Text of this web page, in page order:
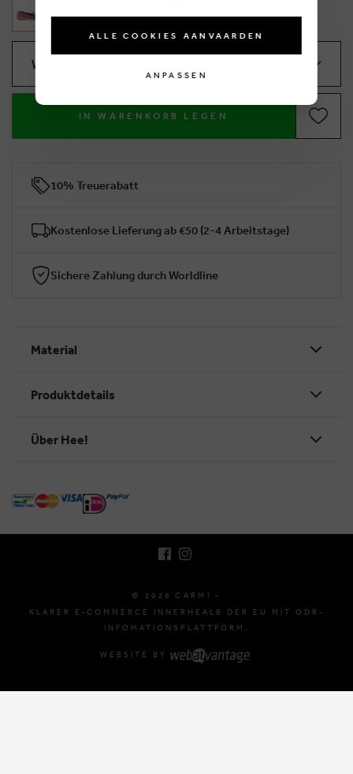
Wählen Sie Ihre Größe
IN WARENKORB LEGEN
10% Treuerabatt
Kostenlose Lieferung ab €50 (2-4 Arbeitstage)
Sichere Zahlung durch Worldline
Material
Produktdetails
Über Hee!
© 2026 CARMI -
KLARER E-COMMERCE INNERHEALB DER EU MIT ODR-
INFOMATIONSPLATTFORM.
WEBSITE BY
ALLE COOKIES AANVAARDEN
ANPASSEN